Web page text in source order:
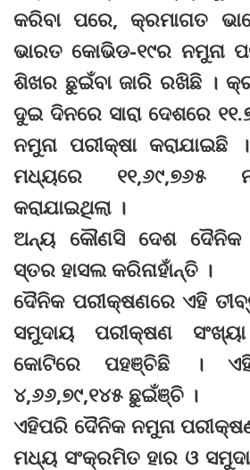
କରିବା ପରେ, କ୍ରମାଗତ
ଭାରତ କୋଭିଡ-୧୯ର ନମୁନା
ଶିଖର ଛୁଇଁବା ଜାରି ରଖିଛି ।
ଦୁଇ ଦିନରେ ସାରା ଦେଶରେ
ନମୁନା ପରୀକ୍ଷା
ମଧ୍ୟରେ ୧୧,୬୯,୭୬୫
କରାଯାଇଥିଲା ।
ଅନ୍ୟ କୌଣସି ଦେଶ ଦୈନିକ
ସ୍ତର ହାସଲ କରିନାହାଁନ୍ତି ।
ଦୈନିକ ପରୀକ୍ଷଣରେ ଏହି
ସମୁଦାୟ ପରୀକ୍ଷଣ
କୋଟିରେ ପହଞ୍ଚିଛି ।
୪,୬୬,୭୯,୧୪୫ ଛୁଇଁଞ୍ଚି ।
ଏହିପରି ଦୈନିକ ନମୁନା
ମଧ୍ୟ ସଂକ୍ରମିତ ହାର ଓ